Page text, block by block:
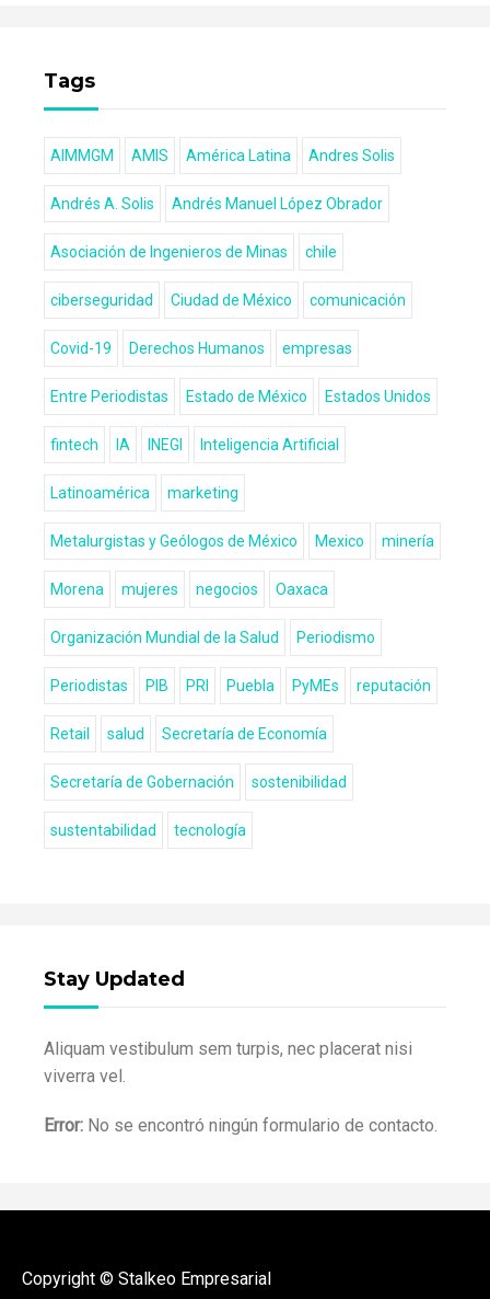
Tags
AIMMGM AMIS América Latina Andres Solis
Andrés A. Solis Andrés Manuel López Obrador
Asociación de Ingenieros de Minas chile
ciberseguridad Ciudad de México comunicación
Covid-19 Derechos Humanos empresas
Entre Periodistas Estado de México Estados Unidos
fintech IA INEGI Inteligencia Artificial
Latinoamérica marketing
Metalurgistas y Geólogos de México Mexico minería
Morena mujeres negocios Oaxaca
Organización Mundial de la Salud Periodismo
Periodistas PIB PRI Puebla PyMEs reputación
Retail salud Secretaría de Economía
Secretaría de Gobernación sostenibilidad
sustentabilidad tecnología
Stay Updated
Aliquam vestibulum sem turpis, nec placerat nisi
viverra vel.
Error: No se encontró ningún formulario de contacto.
Copyright © Stalkeo Empresarial